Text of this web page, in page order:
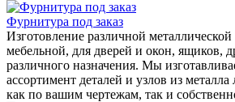
Фурнитура под заказ
Изготовление различной
мебельной, для дверей и окон, ящиков,
различного назначения. Мы
ассортимент деталей и узлов из
как по вашим чертежам, так и